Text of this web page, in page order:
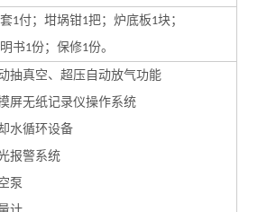
1付；坩埚钳1把；炉底板1块；
书1份；保修1份。
抽真空、超压自动放气功能
屏无纸记录仪操作系统
水循环设备
报警系统
泵